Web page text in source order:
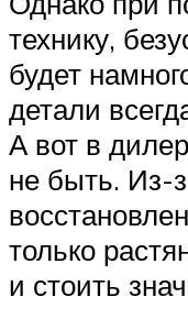
технику,
будет
детали
А вот в
не быть. Из-
только
и стоить